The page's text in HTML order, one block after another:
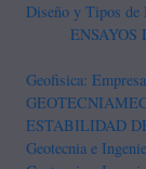
Diseño y Tipos de
Geofisica:
GEOTECNIA
ESTABILIDAD
Geotecnia e